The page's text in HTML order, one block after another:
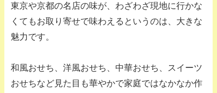
東京や京都の名店の味が、わざわざ現地に行かな
くてもお取り寄せで味わえるというのは、大きな
魅力です。
和風おせち、洋風おせち、中華おせち、スイーツ
おせちなど見た目も華やかで家庭ではなかなか作